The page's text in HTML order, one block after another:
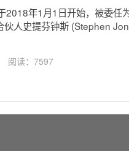
2018年1月1日开始，被委任
人史提芬钟斯 (Stephen
阅读：7597